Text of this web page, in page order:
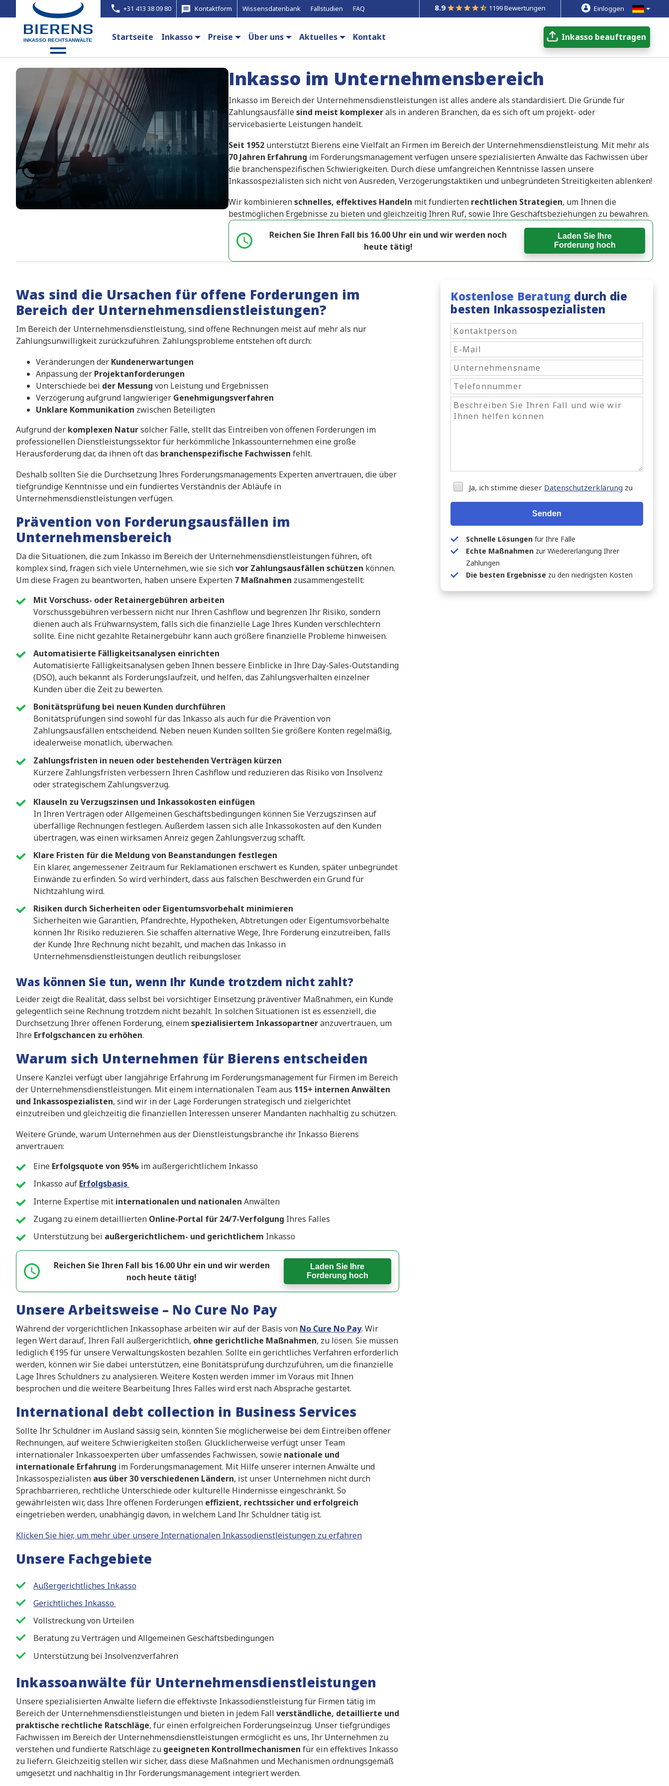
+31 413 38 09 80 Kontaktform Wissensdatenbank Fallstudien FAQ 8.9 1199 Bewertungen Einloggen
Startseite Inkasso Preise Über uns Aktuelles Kontakt Inkasso beauftragen
Inkasso im Unternehmensbereich
Inkasso im Bereich der Unternehmensdienstleistungen ist alles andere als standardisiert. Die Gründe für
Zahlungsausfällesind meist komplexerals in anderen Branchen, da es sich oft um projekt- oder
servicebasierte Leistungen handelt.
Seit 1952unterstützt Bierens eine Vielfalt an Firmen im Bereich der Unternehmensdienstleistung. Mit mehr als
70 Jahren Erfahrung im Forderungsmanagement verfügen unsere spezialisierten Anwälte das Fachwissen über
die branchenspezifischen Schwierigkeiten. Durch diese umfangreichen Kenntnisse lassen unsere
Inkassospezialisten sich nicht von Ausreden, Verzögerungstaktiken und unbegründeten Streitigkeiten ablenken!
Wir kombinierenschnelles, effektives Handeln mit fundierten rechtlichen Strategien, um Ihnen die
bestmöglichen Ergebnisse zu bieten und gleichzeitig Ihren Ruf, sowie Ihre Geschäftsbeziehungen zu bewahren.
Reichen Sie Ihren Fall bis 16.00 Uhr ein und wir werden noch
heute tätig!
Laden Sie Ihre
Forderung hoch
Was sind die Ursachen für offene Forderungen im
Bereich der Unternehmensdienstleistungen?
Im Bereich der Unternehmensdienstleistung, sind offene Rechnungen meist auf mehr als nur
Zahlungsunwilligkeit zurückzuführen. Zahlungsprobleme entstehen oft durch:
Veränderungen der Kundenerwartungen
Anpassung der Projektanforderungen
Unterschiede bei der Messung von Leistung und Ergebnissen
Verzögerung aufgrund langwieriger Genehmigungsverfahren
Unklare Kommunikation zwischen Beteiligten
Aufgrund der komplexen Natursolcher Fälle, stellt das Eintreiben von offenen Forderungen im
professionellen Dienstleistungssektor für herkömmliche Inkassounternehmen eine große
Herausforderung dar, da ihnen oft das branchenspezifische Fachwissen fehlt.
Deshalb sollten Sie die Durchsetzung Ihres Forderungsmanagements Experten anvertrauen, die über
tiefgründige Kenntnisse und ein fundiertes Verständnis der Abläufe in
Unternehmensdienstleistungen verfügen.
Prävention von Forderungsausfällen im
Unternehmensbereich
Da die Situationen, die zum Inkasso im Bereich der Unternehmensdienstleistungen führen, oft
komplex sind, fragen sich viele Unternehmen, wie sie sichvor Zahlungsausfällen schützen können.
Um diese Fragen zu beantworten, haben unsere Experten 7 Maßnahmen zusammengestellt:
Mit Vorschuss- oder Retainergebühren arbeiten
Vorschussgebühren verbessern nicht nur Ihren Cashflow und begrenzen Ihr Risiko, sondern
dienen auch als Frühwarnsystem, falls sich die finanzielle Lage Ihres Kunden verschlechtern
sollte. Eine nicht gezahlte Retainergebühr kann auch größere finanzielle Probleme hinweisen.
Automatisierte Fälligkeitsanalysen einrichten
Automatisierte Fälligkeitsanalysen geben Ihnen bessere Einblicke in Ihre Day-Sales-Outstanding
(DSO), auch bekannt als Forderungslaufzeit, und helfen, das Zahlungsverhalten einzelner
Kunden über die Zeit zu bewerten.
Bonitätsprüfung bei neuen Kunden durchführen
Bonitätsprüfungen sind sowohl für das Inkasso als auch für die Prävention von
Zahlungsausfällen entscheidend. Neben neuen Kunden sollten Sie größere Konten regelmäßig,
idealerweise monatlich, überwachen.
Zahlungsfristen in neuen oder bestehenden Verträgen kürzen
Kürzere Zahlungsfristen verbessern Ihren Cashflow und reduzieren das Risiko von Insolvenz
oder strategischem Zahlungsverzug.
Klauseln zu Verzugszinsen und Inkassokosten einfügen
In Ihren Verträgen oder Allgemeinen Geschäftsbedingungen können Sie Verzugszinsen auf
überfällige Rechnungen festlegen. Außerdem lassen sich alle Inkassokosten auf den Kunden
übertragen, was einen wirksamen Anreiz gegen Zahlungsverzug schafft.
Klare Fristen für die Meldung von Beanstandungen festlegen
Ein klarer, angemessener Zeitraum für Reklamationen erschwert es Kunden, später unbegründet
Einwände zu erfinden. So wird verhindert, dass aus falschen Beschwerden ein Grund für
Nichtzahlung wird.
Risiken durch Sicherheiten oder Eigentumsvorbehalt minimieren
Sicherheiten wie Garantien, Pfandrechte, Hypotheken, Abtretungen oder Eigentumsvorbehalte
können Ihr Risiko reduzieren. Sie schaffen alternative Wege, Ihre Forderung einzutreiben, falls
der Kunde Ihre Rechnung nicht bezahlt, und machen das Inkasso in
Unternehmensdienstleistungen deutlich reibungsloser.
Was können Sie tun, wenn Ihr Kunde trotzdem nicht zahlt?
Leider zeigt die Realität, dass selbst bei vorsichtiger Einsetzung präventiver Maßnahmen, ein Kunde
gelegentlich seine Rechnung trotzdem nicht bezahlt. In solchen Situationen ist es essenziell, die
Durchsetzung Ihrer offenen Forderung, einemspezialisiertem Inkassopartneranzuvertrauen, um
Ihre Erfolgschancen zu erhöhen.
Warum sich Unternehmen für Bierens entscheiden
Unsere Kanzlei verfügt über langjährige Erfahrung im Forderungsmanagement für Firmen im Bereich
der Unternehmensdienstleistungen. Mit einem internationalen Team aus 115+ internen Anwälten
und Inkassospezialisten, sind wir in der Lage Forderungen strategisch und zielgerichtet
einzutreiben und gleichzeitig die finanziellen Interessen unserer Mandanten nachhaltig zu schützen.
Weitere Gründe, warum Unternehmen aus der Dienstleistungsbranche ihr Inkasso Bierens
anvertrauen:
Eine Erfolgsquote von 95% im außergerichtlichem Inkasso
Inkasso auf Erfolgsbasis
Interne Expertise mit internationalen und nationalen Anwälten
Zugang zu einem detaillierten Online-Portal für 24/7-Verfolgung Ihres Falles
Unterstützung bei außergerichtlichem- und gerichtlichem Inkasso
Reichen Sie Ihren Fall bis 16.00 Uhr ein und wir werden
noch heute tätig!
Laden Sie Ihre
Forderung hoch
Unsere Arbeitsweise – No Cure No Pay
Während der vorgerichtlichen Inkassophase arbeiten wir auf der Basis von No Cure No Pay. Wir
legen Wert darauf, Ihren Fall außergerichtlich, ohne gerichtliche Maßnahmen, zu lösen. Sie müssen
lediglich €195 für unsere Verwaltungskosten bezahlen. Sollte ein gerichtliches Verfahren erforderlich
werden, können wir Sie dabei unterstützen, eine Bonitätsprüfung durchzuführen, um die finanzielle
Lage Ihres Schuldners zu analysieren. Weitere Kosten werden immer im Voraus mit Ihnen
besprochen und die weitere Bearbeitung Ihres Falles wird erst nach Absprache gestartet.
International debt collection in Business Services
Sollte Ihr Schuldner im Ausland sässig sein, könnten Sie möglicherweise bei dem Eintreiben offener
Rechnungen, auf weitere Schwierigkeiten stoßen. Glücklicherweise verfügt unser Team
internationaler Inkassoexperten über umfassendes Fachwissen, sowie nationale und
internationale Erfahrung im Forderungsmanagement. Mit Hilfe unserer internen Anwälte und
Inkassospezialisten aus über 30 verschiedenen Ländern, ist unser Unternehmen nicht durch
Sprachbarrieren, rechtliche Unterschiede oder kulturelle Hindernisse eingeschränkt. So
gewährleisten wir, dass Ihre offenen Forderungen effizient, rechtssicher und erfolgreich
eingetrieben werden, unabhängig davon, in welchem Land Ihr Schuldner tätig ist.
Klicken Sie hier, um mehr über unsere Internationalen Inkassodienstleistungen zu erfahren
Unsere Fachgebiete
Außergerichtliches Inkasso
Gerichtliches Inkasso
Vollstreckung von Urteilen
Beratung zu Verträgen und Allgemeinen Geschäftsbedingungen
Unterstützung bei Insolvenzverfahren
Inkassoanwälte für Unternehmensdienstleistungen
Unsere spezialisierten Anwälte liefern die effektivste Inkassodienstleistung für Firmen tätig im
Bereich der Unternehmensdienstleistungen und bieten in jedem Fall verständliche, detaillierte und
praktische rechtliche Ratschläge, für einen erfolgreichen Forderungseinzug. Unser tiefgründiges
Fachwissen im Bereich der Unternehmensdienstleistungen ermöglicht es uns, Ihr Unternehmen zu
verstehen und fundierte Ratschläge zu geeigneten Kontrollmechanismen für ein effektives Inkasso
zu liefern. Gleichzeitig stellen wir sicher, dass diese Maßnahmen und Mechanismen ordnungsgemäß
umgesetzt und nachhaltig in Ihr Forderungsmanagement integriert werden.
Kostenlose Beratung durch die
besten Inkassospezialisten
Ja, ich stimme dieser Datenschutzerklärung zu
Senden
Schnelle Lösungen für Ihre Fälle
Echte Maßnahmen zur Wiedererlangung Ihrer
Zahlungen
Die besten Ergebnisse zu den niedrigsten Kosten